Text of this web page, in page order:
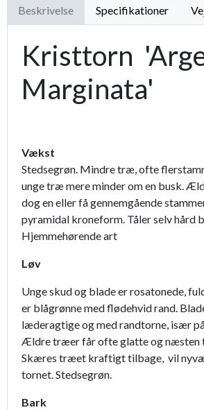
Beskrivelse Specifikationer
Kristtorn
Marginata'
Vækst
Stedsegrøn. Mindre træ, ofte
unge træ mere minder om en busk.
dog en eller få gennemgående
pyramidal kroneform. Tåler selv hård
Hjemmehørende art
Løv
Unge skud og blade er rosatonede,
er blågrønne med flødehvid rand.
læderagtige og med randtorne, især
Ældre træer får ofte glatte og næsten
Skæres træet kraftigt tilbage, vil
tornet. Stedsegrøn.
Bark